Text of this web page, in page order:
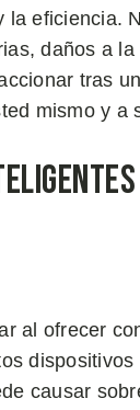
la eficiencia.
daños a
tras
mismo y a
al ofrecer
causar